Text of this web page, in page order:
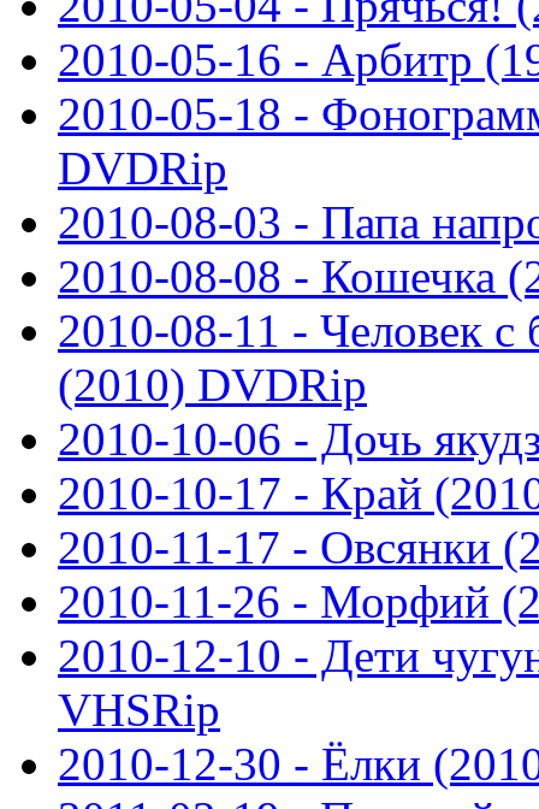
2010-05-16 - Арбитр
2010-05-18 -
DVDRip
2010-08-03 - Папа
2010-08-08 - Кошечка
2010-08-11 - Человек с
(2010) DVDRip
2010-10-06 - Дочь
2010-10-17 - Край
2010-11-17 - Овсянки
2010-11-26 - Морфий
2010-12-10 - Дети
VHSRip
2010-12-30 - Ёлки